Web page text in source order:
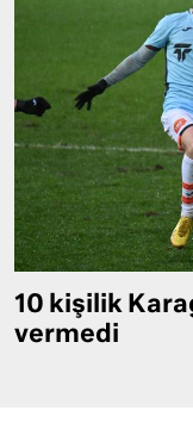
10 kişilik
vermedi